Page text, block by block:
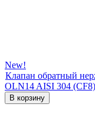
New!
Клапан обратный
OLN14 AISI 304 (CF8)
В корзину